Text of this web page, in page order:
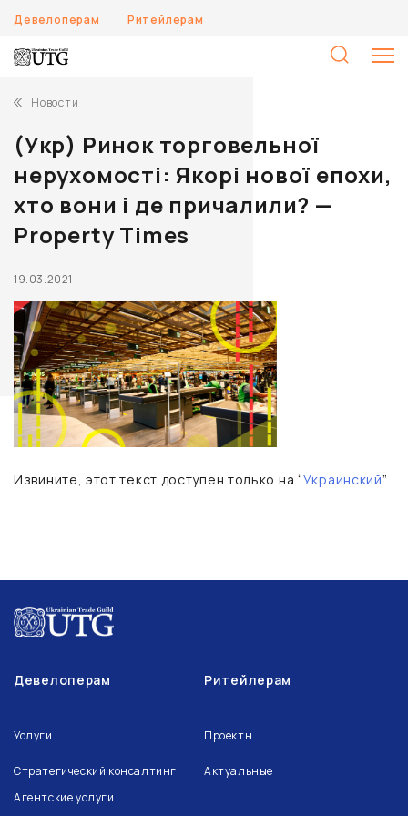
Девелоперам Ритейлерам
Новости
(Укр) Ринок торговельної
нерухомості: Якорі нової епохи,
хто вони і де причалили? —
Property Times
19.03.2021
Извините, этот текст доступен только на “Украинский”.
Девелоперам Ритейлерам
Услуги
Стратегический консалтинг
Агентские услуги
Проекты
Актуальные